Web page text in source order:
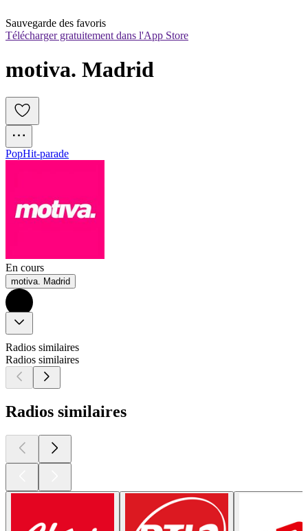
Sauvegarde des favoris
Télécharger gratuitement dans l'App Store
motiva. Madrid
PopHit-parade
En cours
motiva. Madrid
Radios similaires
Radios similaires
Radios similaires